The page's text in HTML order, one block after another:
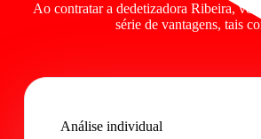
Ao contratar a dedetizadora Ribeira,
série de vantagens, tais
Análise individual